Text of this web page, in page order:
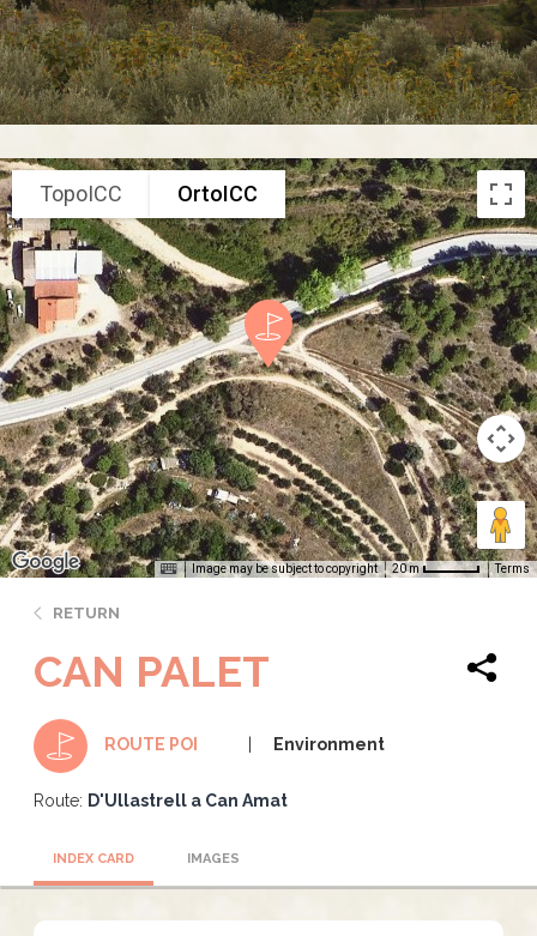
TopoICC OrtoICC
Image may be subject to copyright 20 m Terms
RETURN
CAN PALET
ROUTE POI Environment
Route: D'Ullastrell a Can Amat
INDEX CARD IMAGES